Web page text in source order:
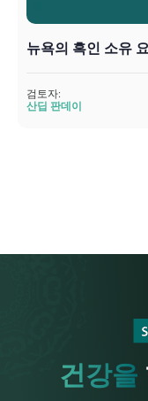
뉴욕의 흑인 소유
검토자:
산딥 판데이
건강을